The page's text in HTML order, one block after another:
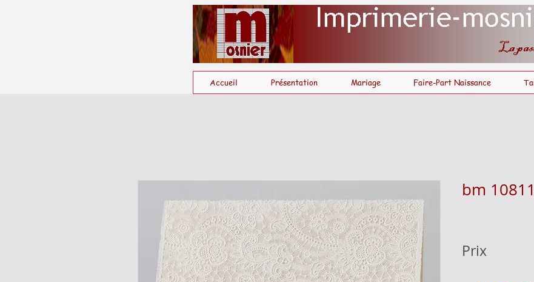
Accueil Présentation Mariage Faire-Part Naissance
bm
Prix